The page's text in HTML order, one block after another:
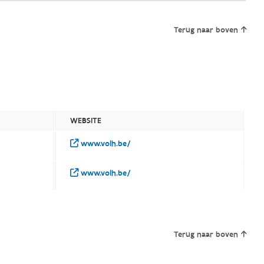
Terug naar boven
WEBSITE
www.volh.be/
www.volh.be/
Terug naar boven